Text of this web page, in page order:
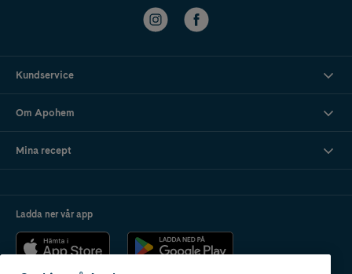
Kundservice
Om Apohem
Mina recept
Ladda ner vår app